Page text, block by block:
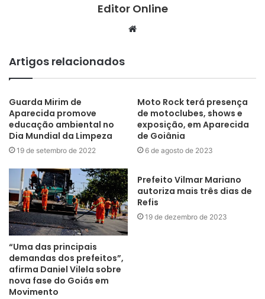
Editor Online
Website
Artigos relacionados
Guarda Mirim de
Aparecida promove
educação ambiental no
Dia Mundial da Limpeza
19 de setembro de 2022
Moto Rock terá presença
de motoclubes, shows e
exposição, em Aparecida
de Goiânia
6 de agosto de 2023
“Uma das principais
demandas dos prefeitos”,
afirma Daniel Vilela sobre
nova fase do Goiás em
Movimento
Prefeito Vilmar Mariano
autoriza mais três dias de
Refis
19 de dezembro de 2023